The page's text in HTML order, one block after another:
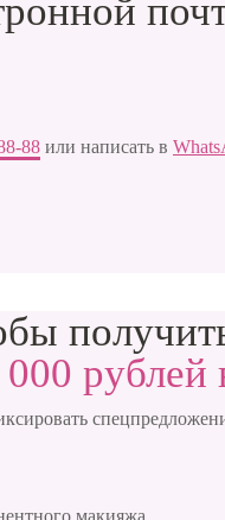
88 или написать в
рублей
макияжа